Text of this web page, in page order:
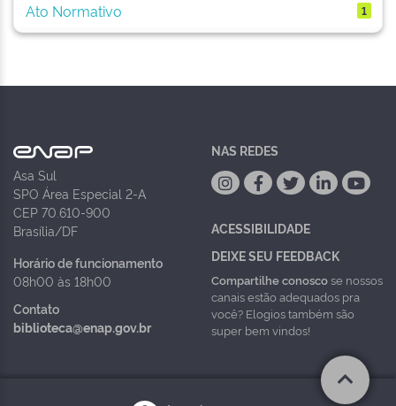
Ato Normativo
1
Asa Sul
SPO Área Especial 2-A
CEP 70.610-900
Brasília/DF
Horário de funcionamento
08h00 às 18h00
Contato
biblioteca@enap.gov.br
NAS REDES
ACESSIBILIDADE
DEIXE SEU FEEDBACK
Compartilhe conoscose nossos
canais estão adequados pra
você? Elogios também são
super bem vindos!